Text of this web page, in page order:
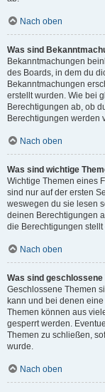
Nach oben
Was sind
Bekanntmachungen
des Boards, in dem du
Bekanntmachungen
erstellt wurden. Wie bei
Berechtigungen ab, ob
Berechtigungen werden
Nach oben
Was sind wichtige
Wichtige Themen eines
sind nur auf der ersten
weswegen du sie lesen
deinen Berechtigungen
die Berechtigungen
Nach oben
Was sind geschlossene
Geschlossene Themen
kann und bei denen
Themen können aus
gesperrt werden.
Themen zu schließen,
wurde.
Nach oben